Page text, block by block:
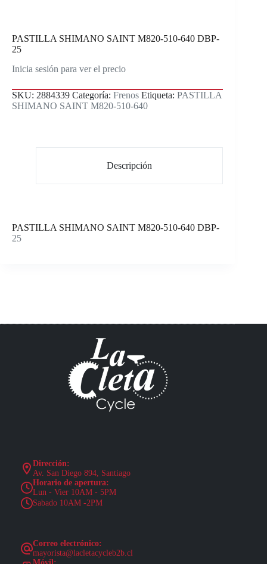
PASTILLA SHIMANO SAINT M820-510-640 DBP-
25
Inicia sesión para ver el precio
SKU: 2884339 Categoría: Frenos Etiqueta: PASTILLA
SHIMANO SAINT M820-510-640
Descripción
PASTILLA SHIMANO SAINT M820-510-640 DBP-
25
Dirección:
Av. San Diego 894, Santiago
Horario de apertura:
Lun - Vier 10AM - 5PM
Sabado 10AM -2PM
Correo electrónico:
mayorista@lacletacycleb2b.cl